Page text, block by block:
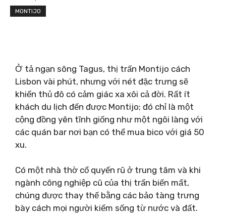
MONTIJO
Ở tả ngạn sông Tagus, thị trấn Montijo cách
Lisbon vài phút, nhưng với nét đặc trưng sẽ
khiến thủ đô có cảm giác xa xôi cả đời. Rất ít
khách du lịch đến được Montijo; đó chỉ là một
cộng đồng yên tĩnh giống như một ngôi làng với
các quán bar nơi bạn có thể mua bico với giá 50
xu.
Có một nhà thờ cổ quyến rũ ở trung tâm và khi
ngành công nghiệp cũ của thị trấn biến mất,
chúng được thay thế bằng các bảo tàng trưng
bày cách mọi người kiếm sống từ nước và đất.